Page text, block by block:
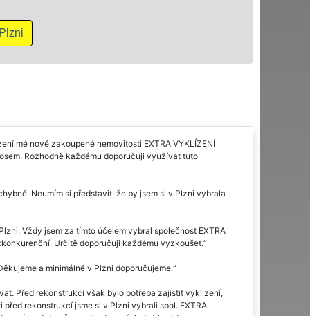
mé nově zakoupené nemovitosti EXTRA VYKLÍZENÍ
Rozhodně každému doporučuji využívat tuto
Neumím si představit, že by jsem si v Plzni vybrala
Vždy jsem za tímto účelem vybral společnost EXTRA
Určitě doporučuji každému vyzkoušet.
a minimálně v Plzni doporučujeme.
Před rekonstrukcí však bylo potřeba zajistit vyklizení,
rekonstrukcí jsme si v Plzni vybrali spol. EXTRA